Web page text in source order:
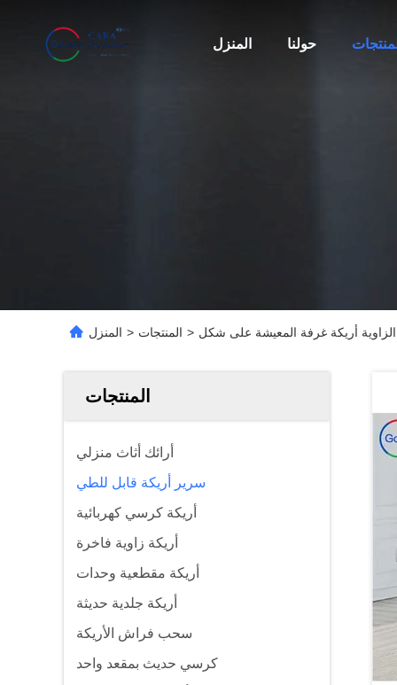
المنزل حولنا
المنزل > المنتجات >
المنتجات
أرائك أثاث منزلي
سرير أريكة قابل للطي
أريكة كرسي كهربائية
أريكة زاوية فاخرة
أريكة مقطعية وحدات
أريكة جلدية حديثة
سحب فراش الأريكة
كرسي حديث بمقعد واحد